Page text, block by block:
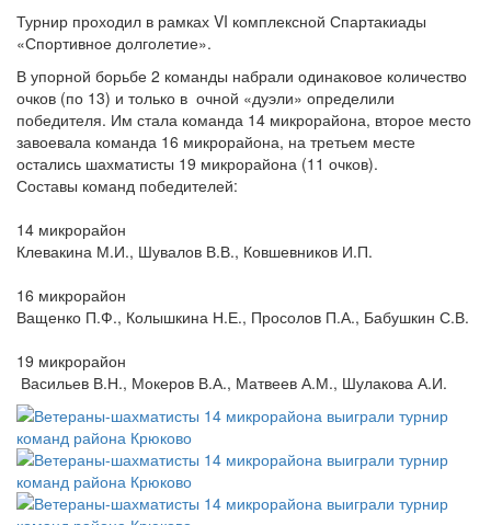
Турнир проходил в рамках VI комплексной Спартакиады
«Спортивное долголетие».
В упорной борьбе 2 команды набрали одинаковое количество
очков (по 13) и только в очной «дуэли» определили
победителя. Им стала команда 14 микрорайона, второе место
завоевала команда 16 микрорайона, на третьем месте
остались шахматисты 19 микрорайона (11 очков).
Составы команд победителей:
14 микрорайон
Клевакина М.И., Шувалов В.В., Ковшевников И.П.
16 микрорайон
Ващенко П.Ф., Колышкина Н.Е., Просолов П.А., Бабушкин С.В.
19 микрорайон
Васильев В.Н., Мокеров В.А., Матвеев А.М., Шулакова А.И.